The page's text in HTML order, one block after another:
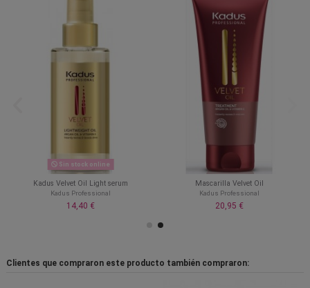
Sin stock online
Kadus Velvet Oil Light serum
Kadus Professional
14,40 €
Mascarilla Velvet Oil
Kadus Professional
20,95 €
Clientes que compraron este producto también compraron: